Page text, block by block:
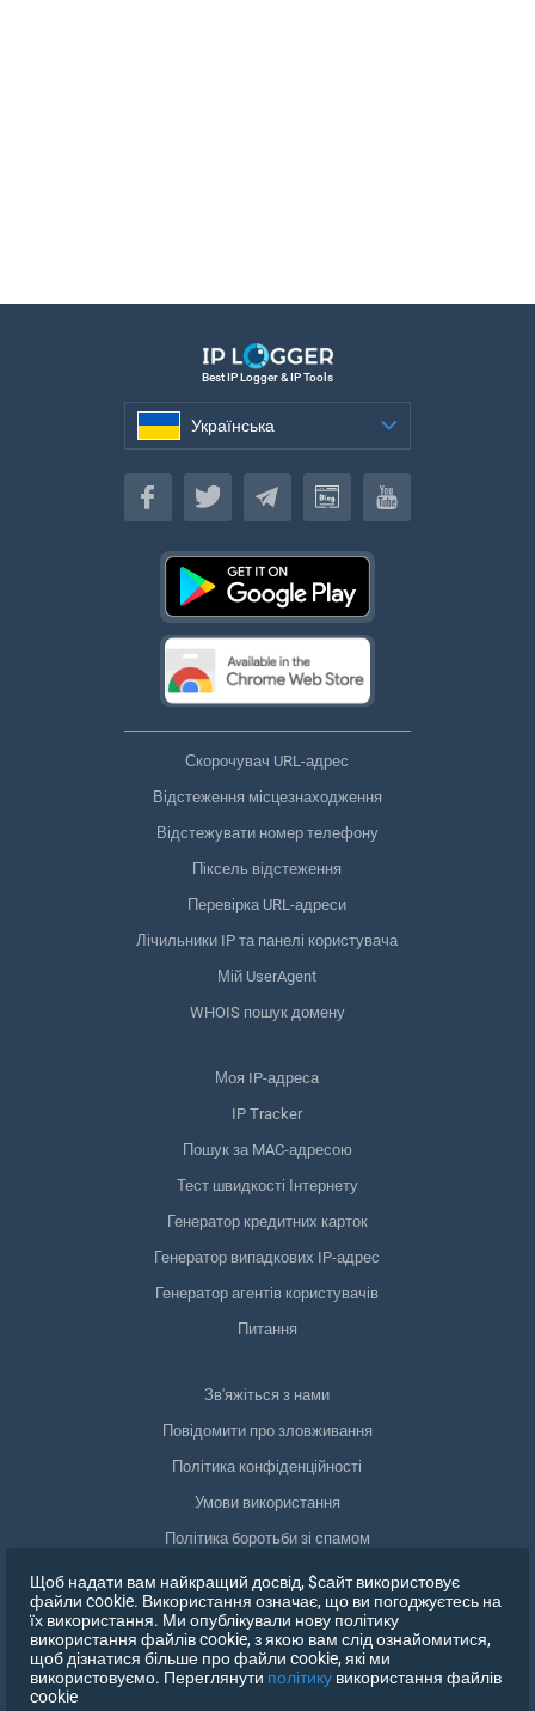
Best IP Logger & IP Tools
Українська
Українська
Скорочувач URL-адрес
Відстеження місцезнаходження
Відстежувати номер телефону
Піксель відстеження
Перевірка URL-адреси
Лічильники IP та панелі користувача
Мій UserAgent
WHOIS пошук домену
Моя IP-адреса
IP Tracker
Пошук за MAC-адресою
Тест швидкості Інтернету
Генератор кредитних карток
Генератор випадкових IP-адрес
Генератор агентів користувачів
Питання
Зв'яжіться з нами
Повідомити про зловживання
Політика конфіденційності
Умови використання
Політика боротьби зі спамом
Відповідність GDPR
Видалити мої дані
Відкликати згоду
Щоб надати вам найкращий досвід, $сайт використовує
файли cookie. Використання означає, що ви погоджуєтесь на
їх використання. Ми опублікували нову політику
використання файлів cookie, з якою вам слід ознайомитися,
щоб дізнатися більше про файли cookie, які ми
використовуємо. Переглянути політику використання файлів
cookie